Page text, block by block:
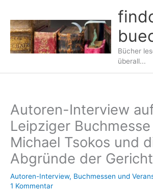
Inhalt
springen
Bücher
überall...
Autoren-Interview
Leipziger
Michael Tsokos und
Abgründe der
Autoren-Interview, Buchmessen und
1 Kommentar